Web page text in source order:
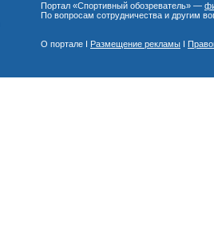
Портал «Спортивный обозреватель» —
По вопросам сотрудничества и другим
О портале I Размещение рекламы I